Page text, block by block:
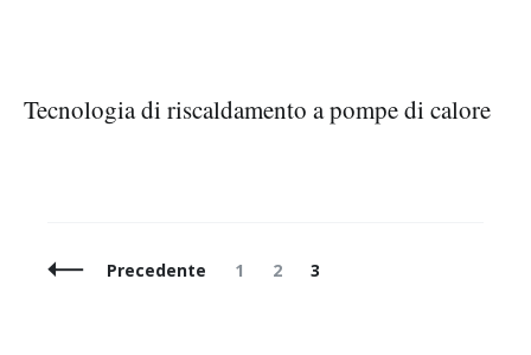
Tecnologia di riscaldamento a pompe di calore
NavigazionePrecedente Pagina
1 Pagina
2 Pagina
3